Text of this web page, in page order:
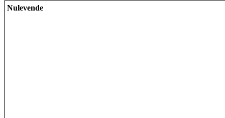
Nulevende